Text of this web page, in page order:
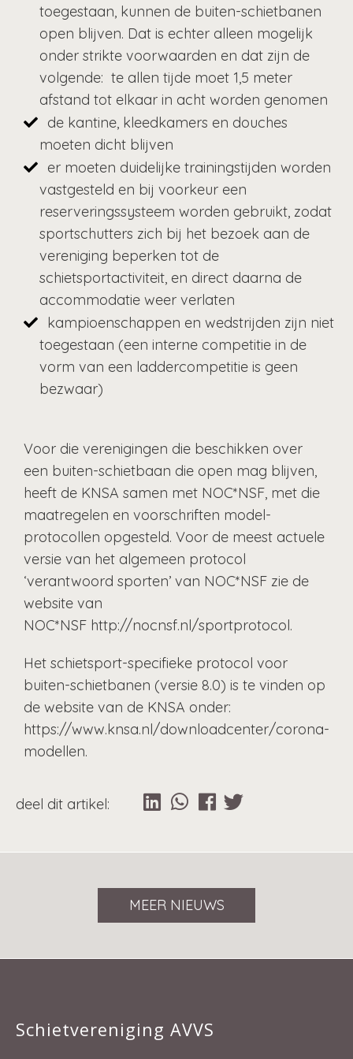
toegestaan, kunnen de buiten-schietbanen
open blijven. Dat is echter alleen mogelijk
onder strikte voorwaarden en dat zijn de
volgende: te allen tijde moet 1,5 meter
afstand tot elkaar in acht worden genomen
de kantine, kleedkamers en douches
moeten dicht blijven
er moeten duidelijke trainingstijden worden
vastgesteld en bij voorkeur een
reserveringssysteem worden gebruikt, zodat
sportschutters zich bij het bezoek aan de
vereniging beperken tot de
schietsportactiviteit, en direct daarna de
accommodatie weer verlaten
kampioenschappen en wedstrijden zijn niet
toegestaan (een interne competitie in de
vorm van een laddercompetitie is geen
bezwaar)
Voor die verenigingen die beschikken over
een buiten-schietbaan die open mag blijven,
heeft de KNSA samen met NOC*NSF, met die
maatregelen en voorschriften model-
protocollen opgesteld. Voor de meest actuele
versie van het algemeen protocol
‘verantwoord sporten’ van NOC*NSF zie de
website van
NOC*NSF http://nocnsf.nl/sportprotocol.
Het schietsport-specifieke protocol voor
buiten-schietbanen (versie 8.0) is te vinden op
de website van de KNSA onder:
https://www.knsa.nl/downloadcenter/corona-
modellen.
MEER NIEUWS
Schietvereniging AVVS